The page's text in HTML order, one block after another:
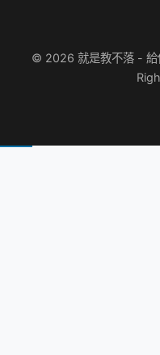
© 2026 就是教不落 - 給